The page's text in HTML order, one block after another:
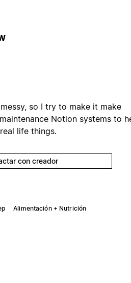
so I try to make it make
Notion systems to
life things.
con creador
Alimentación + Nutrición